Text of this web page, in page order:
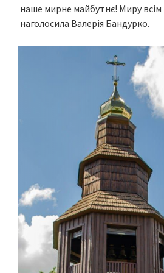
наше мирне майбутнє! Миру всім
наголосила Валерія Бандурко.